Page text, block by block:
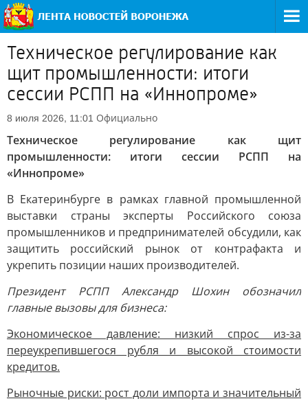
Техническое регулирование как
щит промышленности: итоги
сессии РСПП на «Иннопроме»
8 июля 2026, 11:01 Официально
Техническое регулирование как щит
промышленности: итоги сессии РСПП на
«Иннопроме»
В Екатеринбурге в рамках главной промышленной
выставки страны эксперты Российского союза
промышленников и предпринимателей обсудили, как
защитить российский рынок от контрафакта и
укрепить позиции наших производителей.
Президент РСПП Александр Шохин обозначил
главные вызовы для бизнеса:
Экономическое давление: низкий спрос из-за
переукрепившегося рубля и высокой стоимости
кредитов.
Рыночные риски: рост доли импорта и значительный